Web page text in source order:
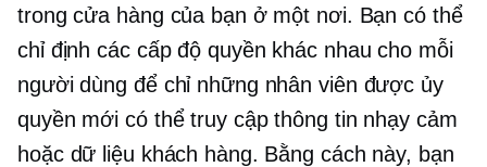
trong cửa hàng của bạn ở một nơi. Bạn có thể
chỉ định các cấp độ quyền khác nhau cho mỗi
người dùng để chỉ những nhân viên được ủy
quyền mới có thể truy cập thông tin nhạy cảm
hoặc dữ liệu khách hàng. Bằng cách này, bạn